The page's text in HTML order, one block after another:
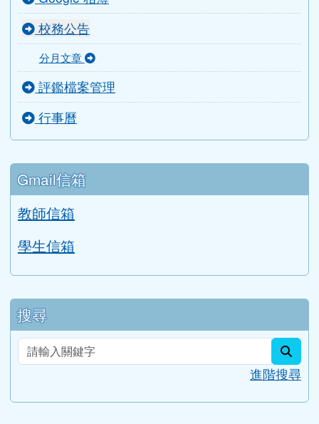
會計室
導師室
主選單
首頁
活動影片
檔案下載
評鑑檔案管理
行事曆